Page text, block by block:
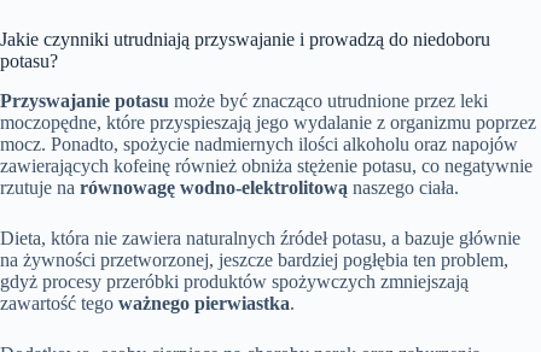
Jakie czynniki utrudniają przyswajanie i prowadzą do niedoboru
potasu?
Przyswajanie potasu może być znacząco utrudnione przez leki
moczopędne, które przyspieszają jego wydalanie z organizmu poprzez
mocz. Ponadto, spożycie nadmiernych ilości alkoholu oraz napojów
zawierających kofeinę również obniża stężenie potasu, co negatywnie
rzutuje na równowagę wodno-elektrolitową naszego ciała.
Dieta, która nie zawiera naturalnych źródeł potasu, a bazuje głównie
na żywności przetworzonej, jeszcze bardziej pogłębia ten problem,
gdyż procesy przeróbki produktów spożywczych zmniejszają
zawartość tego ważnego pierwiastka.